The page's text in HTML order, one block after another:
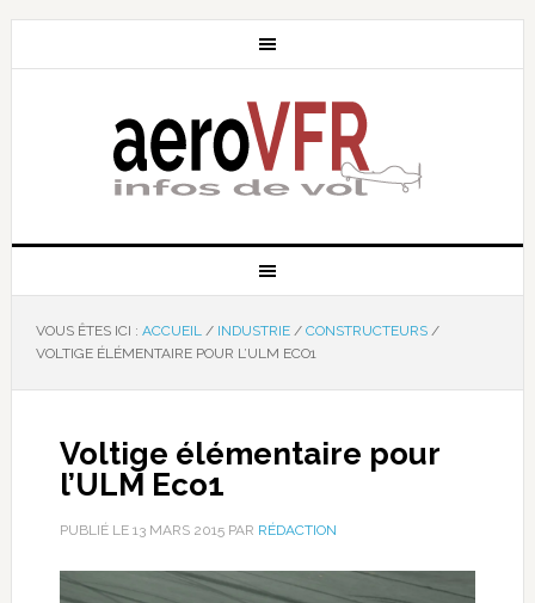
VOUS ÊTES ICI : ACCUEIL / INDUSTRIE / CONSTRUCTEURS /
VOLTIGE ÉLÉMENTAIRE POUR L’ULM ECO1
Voltige élémentaire pour
l’ULM Eco1
PUBLIÉ LE 13 MARS 2015PAR RÉDACTION